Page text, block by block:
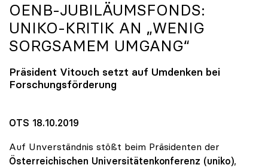
OENB-JUBILÄUMSFONDS:
UNIKO-KRITIK AN „WENIG
SORGSAMEM UMGANG“
Präsident Vitouch setzt auf Umdenken bei
Forschungsförderung
OTS 18.10.2019
Auf Unverständnis stößt beim Präsidenten der
Österreichischen Universitätenkonferenz (uniko),